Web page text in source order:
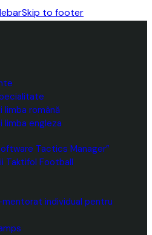
Skip to footer
limba română
limba engleza
Tactics Manager”
Taktifol Football
individual pentru